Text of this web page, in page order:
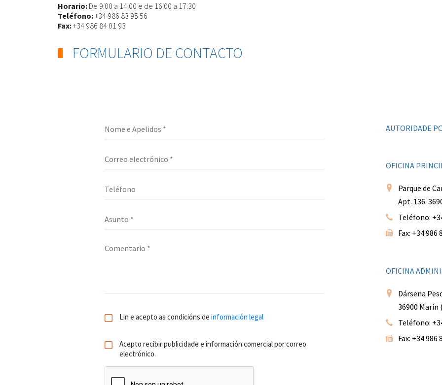
Horario: De 9:00 a 14:00 e de 16:00 a 17:30
Teléfono:+34 986 83 95 56
Fax:+34 986 84 01 93
FORMULARIO DE CONTACTO
Lin e acepto as condicións de información legal
Acepto recibir publicidade e información comercial por correo
electrónico.
AUTORIDADE
OFICINA
Parque de
Apt. 136.
Teléfono:
Fax: +34 986
OFICINA
Dársena
36900 Marín
Teléfono:
Fax: +34 986